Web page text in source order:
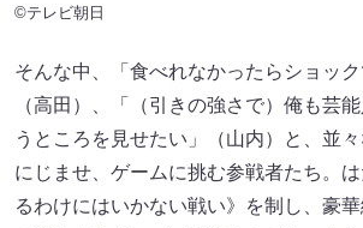
©テレビ朝日
そんな中、「食べれなかったらショック
（高田）、「（引きの強さで）俺も芸
うところを見せたい」（山内）と、並
にじませ、ゲームに挑む参戦者たち。
るわけにはいかない戦い》を制し、豪